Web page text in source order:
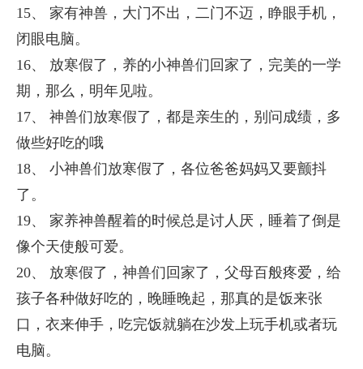
15、 家有神兽，大门不出，二门不迈，睁眼手机，
闭眼电脑。
16、 放寒假了，养的小神兽们回家了，完美的一学
期，那么，明年见啦。
17、 神兽们放寒假了，都是亲生的，别问成绩，多
做些好吃的哦
18、 小神兽们放寒假了，各位爸爸妈妈又要颤抖
了。
19、 家养神兽醒着的时候总是讨人厌，睡着了倒是
像个天使般可爱。
20、 放寒假了，神兽们回家了，父母百般疼爱，给
孩子各种做好吃的，晚睡晚起，那真的是饭来张
口，衣来伸手，吃完饭就躺在沙发上玩手机或者玩
电脑。